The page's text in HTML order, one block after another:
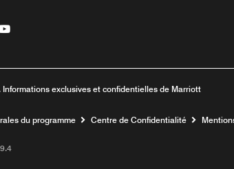
fenêtre
nouvelle fenêtre
Ouvre une nouvelle fenêtre
exclusives et confidentielles de Marriott
du programme Centre de Confidentialité